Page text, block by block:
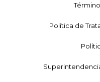
Política de